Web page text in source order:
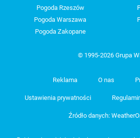
Pogoda Rzeszów
Pogoda Warszawa
Pogoda Zakopane
© 1995-2026 Grupa
Reklama O nas
Ustawienia prywatności
Źródło danych: